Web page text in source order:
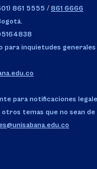
861 5555 / 861 6666
inquietudes generales
para notificaciones
temas que no sean de